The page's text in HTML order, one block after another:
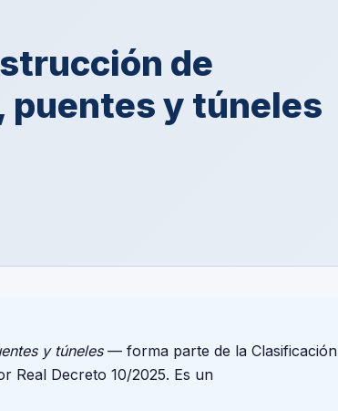
de
puentes y túneles
y túneles— forma parte de la Clasificación
Real Decreto 10/2025. Es un